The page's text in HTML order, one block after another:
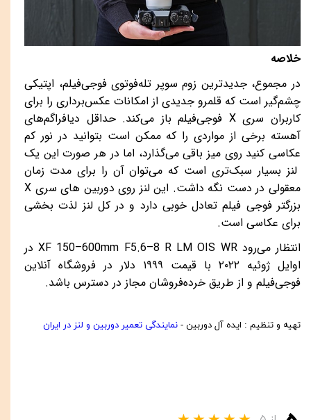
خلاصه
در مجموع، جدیدترین زوم سوپر تله‌فوتوی فوجی‌فیلم، اپتیکی
چشم‌گیر است که قلمرو جدیدی از امکانات عکس‌برداری را برای
کاربران سریX فوجی‌فیلم باز می‌کند. حداقل دیافراگم‌های
آهسته برخی از مواردی را که ممکن است بتوانید در نور کم
عکاسی کنید روی میز باقی می‌گذارد، اما در هر صورت این یک
لنز بسیار سبک‌تری است که می‌توان آن را برای مدت زمان
معقولی در دست نگه داشت. این لنز روی دوربین های سری X
بزرگتر فوجی فیلم تعادل خوبی دارد و در کل لنز لذت بخشی
برای عکاسی است.
انتظار می‌رودXF 150–600mm F5.6–8 R LM OIS WRدر
اوایل ژوئیه ۲۰۲۲ با قیمت ۱۹۹۹ دلار در فروشگاه آنلاین
فوجی‌فیلم و از طریق خرده‌فروشان مجاز در دسترس باشد.
تهیه و تنظیم : ایده آل دوربین - نمایندگی تعمیر دوربین و لنز در ایران